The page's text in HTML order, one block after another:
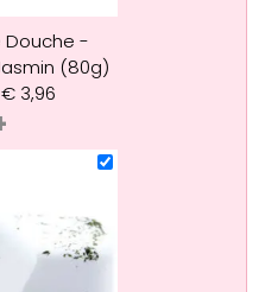
Douche -
(80g)
€ 3,96